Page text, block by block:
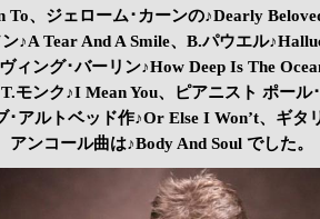
To、ジェローム･カーンの♪Dearly
♪A Tear And A Smile、B.パウエル
ィング･バーリン♪How Deep Is The
モンク♪I Mean You、ピアニスト ポール
･アルトベッド作♪Or Else I Won’t、ギタ
アンコール曲は♪Body And Soul でした。